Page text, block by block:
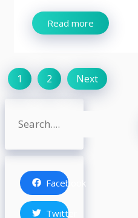
Read more
1 2 Next
Search
Facebook
Twitter